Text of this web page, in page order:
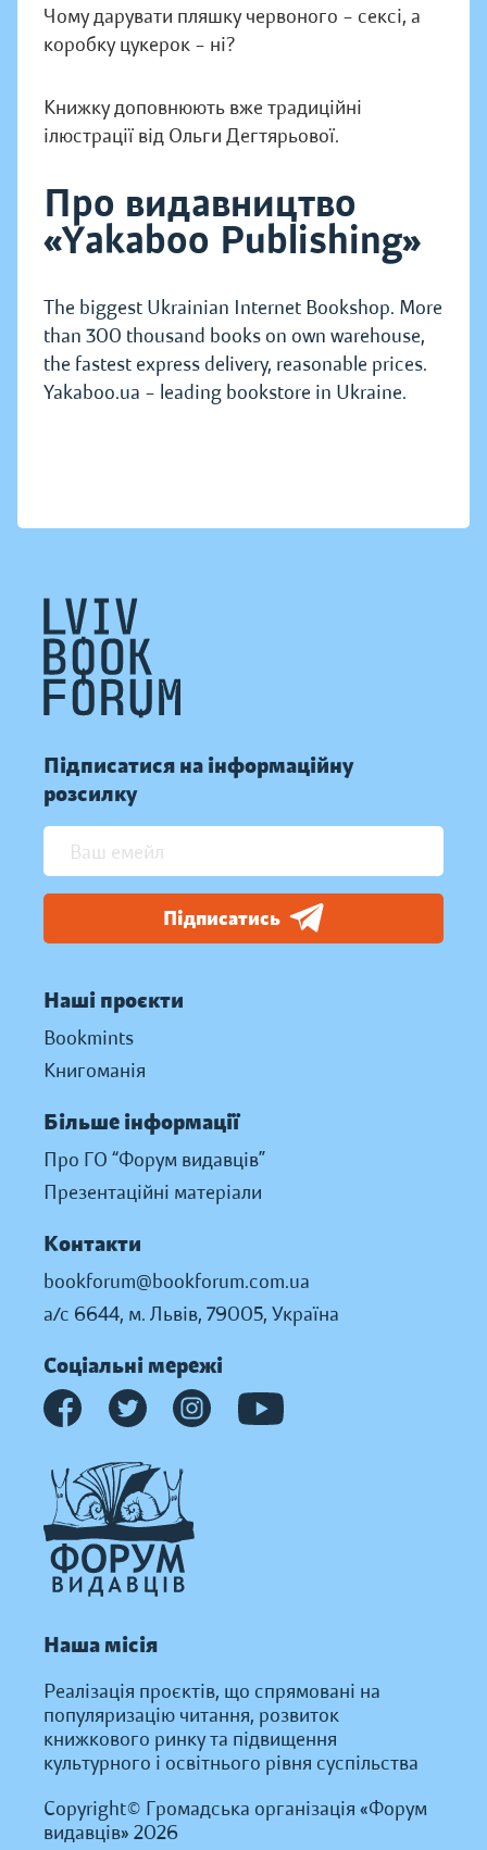
Чому дарувати пляшку червоного – сексі, а
коробку цукерок – ні?
Книжку доповнюють вже традиційні
ілюстрації від Ольги Дегтярьової.
Про видавництво
«Yakaboo Publishing»
The biggest Ukrainian Internet Bookshop. More
than 300 thousand books on own warehouse,
the fastest express delivery, reasonable prices.
Yakaboo.ua – leading bookstore in Ukraine.
Підписатися на інформаційну
розсилку
Підписатись
Наші проєкти
Bookmints
Книгоманія
Більше інформації
Про ГО “Форум видавців”
Презентаційні матеріали
Контакти
bookforum@bookforum.com.ua
а/с 6644, м. Львів, 79005, Україна
Соціальні мережі
Наша місія
Реалізація проєктів, що спрямовані на
популяризацію читання, розвиток
книжкового ринку та підвищення
культурного і освітнього рівня суспільства
Copyright© Громадська організація «Форум
видавців» 2026